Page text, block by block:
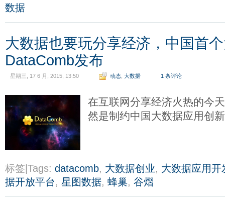
数据
大数据也要玩分享经济，中国首
DataComb发布
星期三, 17 6 月, 2015, 13:50 动态 大数据 1 条评论
在互联网分享经济火热的今
然是制约中国大数据应用创
标签|Tags: datacomb, 大数据创业, 大数据应用开
据开放平台, 星图数据, 蜂巢, 谷熠